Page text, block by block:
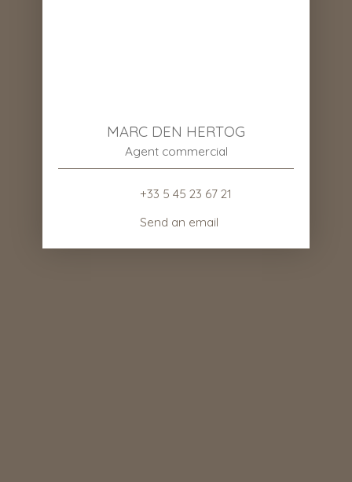
MARC DEN HERTOG
Agent commercial
+33 5 45 23 67 21
Send an email